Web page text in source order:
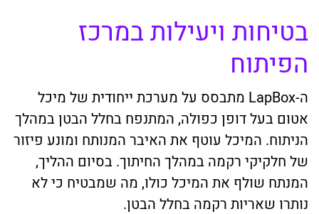
בטיחות ויעילות במרכז
הפיתוח
ה-LapBox מתבסס על מערכת ייחודית של מיכל
אטום בעל דופן כפולה, המתנפח בחלל הבטן במהלך
הניתוח. המיכל עוטף את האיבר המנותח ומונע פיזור
של חלקיקי רקמה במהלך החיתוך. בסיום ההליך,
המנתח שולף את המיכל כולו, מה שמבטיח כי לא
נותרו שאריות רקמה בחלל הבטן.